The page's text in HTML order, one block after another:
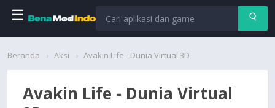
☰
Beranda
Beranda Aksi Avakin Life - Dunia Virtual 3D
Avakin Life - Dunia Virtual